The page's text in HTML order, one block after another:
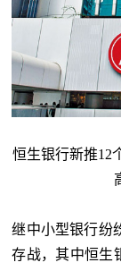
恒生银行新推12
继中小型银行纷
存战，其中恒生